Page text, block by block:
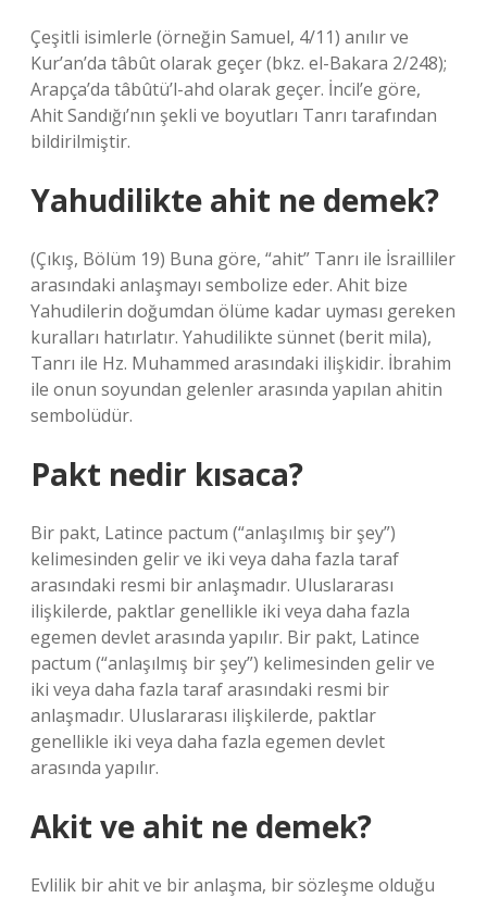
Çeşitli isimlerle (örneğin Samuel, 4/11) anılır ve
Kur’an’da tâbût olarak geçer (bkz. el-Bakara 2/248);
Arapça’da tâbûtü’l-ahd olarak geçer. İncil’e göre,
Ahit Sandığı’nın şekli ve boyutları Tanrı tarafından
bildirilmiştir.
Yahudilikte ahit ne demek?
(Çıkış, Bölüm 19) Buna göre, “ahit” Tanrı ile İsrailliler
arasındaki anlaşmayı sembolize eder. Ahit bize
Yahudilerin doğumdan ölüme kadar uyması gereken
kuralları hatırlatır. Yahudilikte sünnet (berit mila),
Tanrı ile Hz. Muhammed arasındaki ilişkidir. İbrahim
ile onun soyundan gelenler arasında yapılan ahitin
sembolüdür.
Pakt nedir kısaca?
Bir pakt, Latince pactum (“anlaşılmış bir şey”)
kelimesinden gelir ve iki veya daha fazla taraf
arasındaki resmi bir anlaşmadır. Uluslararası
ilişkilerde, paktlar genellikle iki veya daha fazla
egemen devlet arasında yapılır. Bir pakt, Latince
pactum (“anlaşılmış bir şey”) kelimesinden gelir ve
iki veya daha fazla taraf arasındaki resmi bir
anlaşmadır. Uluslararası ilişkilerde, paktlar
genellikle iki veya daha fazla egemen devlet
arasında yapılır.
Akit ve ahit ne demek?
Evlilik bir ahit ve bir anlaşma, bir sözleşme olduğu